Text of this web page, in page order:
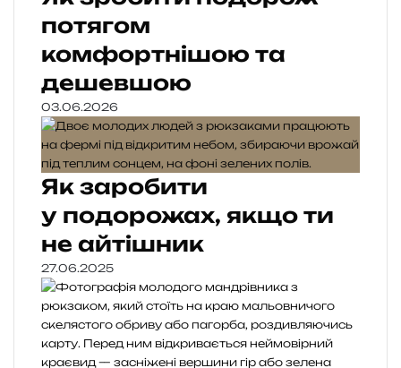
потягом
комфортнішою та
дешевшою
03.06.2026
Як заробити
у подорожах, якщо ти
не айтішник
27.06.2025